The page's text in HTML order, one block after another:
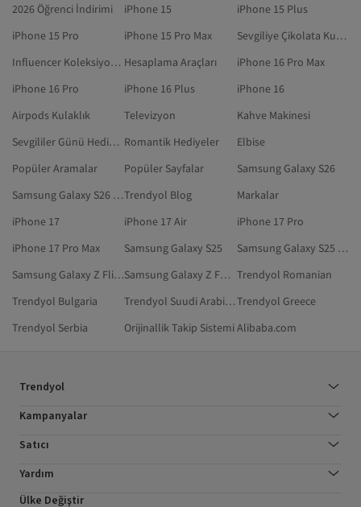
2026 Öğrenci İndirimi
iPhone 15
iPhone 15 Plus
iPhone 15 Pro
iPhone 15 Pro Max
Sevgiliye Çikolata Kutusu
Influencer Koleksiyonları Hesaplama Araçları
iPhone 16 Pro Max
iPhone 16 Pro
iPhone 16 Plus
iPhone 16
Airpods Kulaklık
Televizyon
Kahve Makinesi
Sevgililer Günü Hediyesi Romantik Hediyeler
Elbise
Popüler Aramalar
Popüler Sayfalar
Samsung Galaxy S26
Samsung Galaxy S26 UltraTrendyol Blog
Markalar
iPhone 17
iPhone 17 Air
iPhone 17 Pro
iPhone 17 Pro Max
Samsung Galaxy S25
Samsung Galaxy S25 Ultra
Samsung Galaxy Z Flip 7
Samsung Galaxy Z Fold 7 Trendyol Romanian
Trendyol Bulgaria
Trendyol Suudi ArabistanTrendyol Greece
Trendyol Serbia
Orijinallik Takip Sistemi Alibaba.com
Trendyol
Kampanyalar
Satıcı
Yardım
Ülke Değiştir